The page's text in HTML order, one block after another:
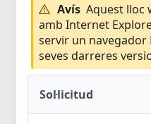
Avís Aquest lloc
amb Internet
servir un navegador
seves darreres
Sol·licitud